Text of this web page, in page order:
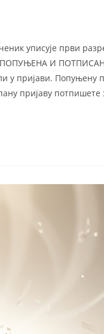
уписује први
ПОПУЊЕНА И
у пријави.
пријаву потпишете